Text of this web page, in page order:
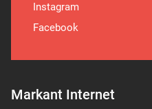
Markant Internet
Instagram
Facebook